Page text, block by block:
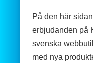
På den här
erbjudanden på
svenska
med nya